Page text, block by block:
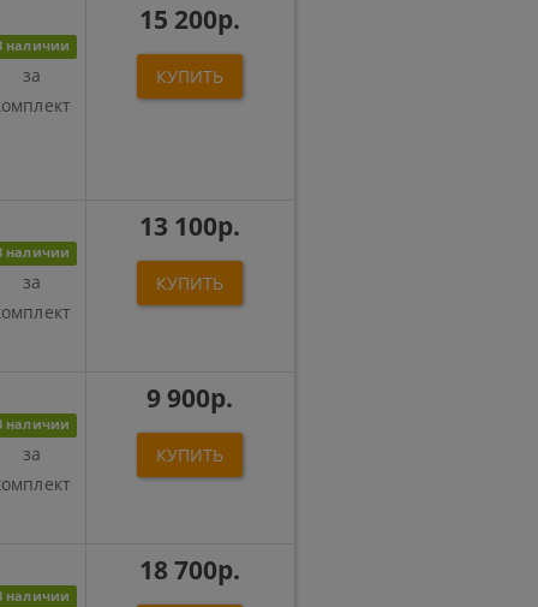
наличии
за
15 200р.
КУПИТЬ
наличии
за
13 100р.
КУПИТЬ
наличии
за
9 900р.
КУПИТЬ
наличии
18 700р.